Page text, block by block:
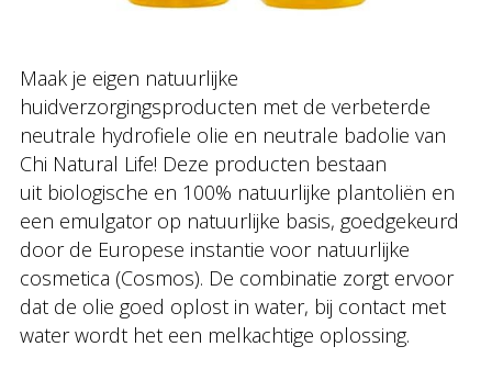
Maak je eigen natuurlijke
huidverzorgingsproducten met de verbeterde
neutrale hydrofiele olie en neutrale badolie van
Chi Natural Life! Deze producten bestaan
uit biologische en 100% natuurlijke plantoliën en
een emulgator op natuurlijke basis, goedgekeurd
door de Europese instantie voor natuurlijke
cosmetica (Cosmos). De combinatie zorgt ervoor
dat de olie goed oplost in water, bij contact met
water wordt het een melkachtige oplossing.